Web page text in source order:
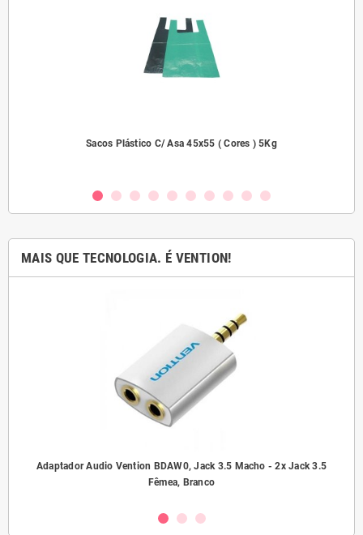
Sacos Plástico C/ Asa 45x55 ( Cores ) 5Kg
MAIS QUE TECNOLOGIA. É VENTION!
Adaptador Audio Vention BDAW0, Jack 3.5 Macho - 2x Jack 3.5
Fêmea, Branco